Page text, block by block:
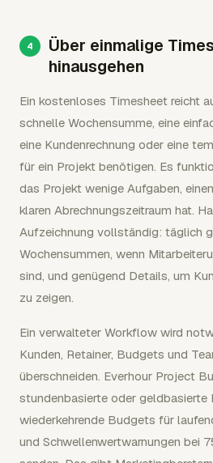
Über einmalige
hinausgehen
Ein kostenloses Timesheet reicht
schnelle Wochensumme, eine
eine Kundenrechnung oder eine
für ein Projekt benötigen. Es
das Projekt wenige Aufgaben,
klaren Abrechnungszeitraum hat.
Aufzeichnung vollständig: täglich
Wochensummen, wenn
sind, und genügend Details, um
zu zeigen.
Ein verwalteter Workflow wird
Kunden, Retainer, Budgets und
überschneiden. Everhour Project
stundenbasierte oder geldbasierte
wiederkehrende Budgets für
und Schwellenwertwarnungen bei